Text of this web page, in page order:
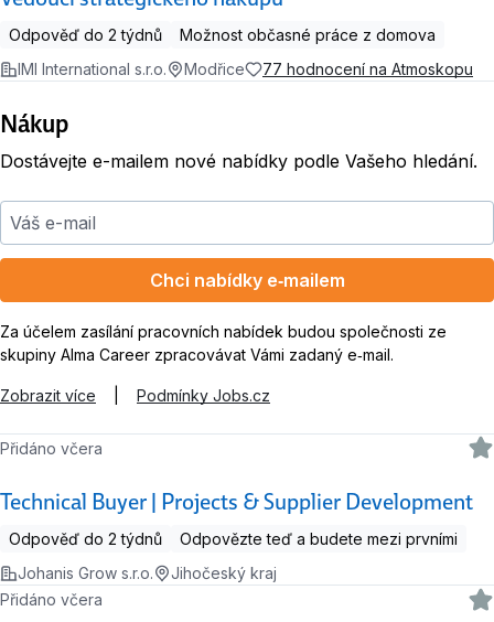
Odpověď do 2 týdnů
Možnost občasné práce z domova
IMI International s.r.o.
Modřice 77 hodnocení na Atmoskopu
Nákup
Dostávejte e-mailem nové nabídky podle Vašeho hledání.
Váš e-mail
Chci nabídky e‑mailem
Za účelem zasílání pracovních nabídek budou společnosti ze
skupiny Alma Career zpracovávat Vámi zadaný e‑mail.
Zobrazit více Podmínky Jobs.cz
Technical Buyer | Projects & Supplier Development
Přidáno včera
Odpověď do 2 týdnů
Odpovězte teď a budete mezi prvními
Johanis Grow s.r.o.
Jihočeský kraj
Přidáno včera